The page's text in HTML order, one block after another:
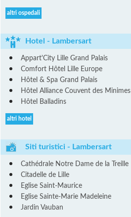
altri ospedali
Hotel - Lambersart
Appart'City Lille Grand Palais
Comfort Hôtel Lille Europe
Hôtel & Spa Grand Palais
Hôtel Alliance Couvent des Minimes
Hôtel Balladins
altri hotel
Siti turistici - Lambersart
Cathédrale Notre Dame de la Treille
Citadelle de Lille
Eglise Saint-Maurice
Eglise Sainte-Marie Madeleine
Jardin Vauban